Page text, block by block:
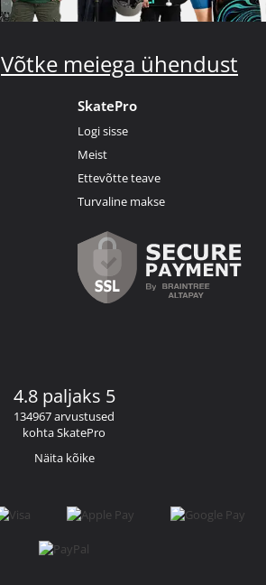
Võtke meiega ühendust
SkatePro
Logi sisse
Meist
Ettevõtte teave
Turvaline makse
4.8 paljaks 5
134967 arvustused
kohta SkatePro
Näita kõike